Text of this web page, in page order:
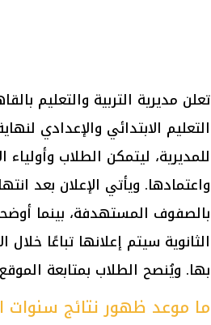
تعلن مديرية التربية والتعليم
التعليم الابتدائي والإعدادي
للمديرية، ليتمكن الطلاب وأولياء
واعتمادها. ويأتي الإعلان بعد
بالصفوف المستهدفة، بينما
الثانوية سيتم إعلانها تباعًا خلال
بها. ويُنصح الطلاب بمتابعة
ما موعد ظهور نتائج سنوات